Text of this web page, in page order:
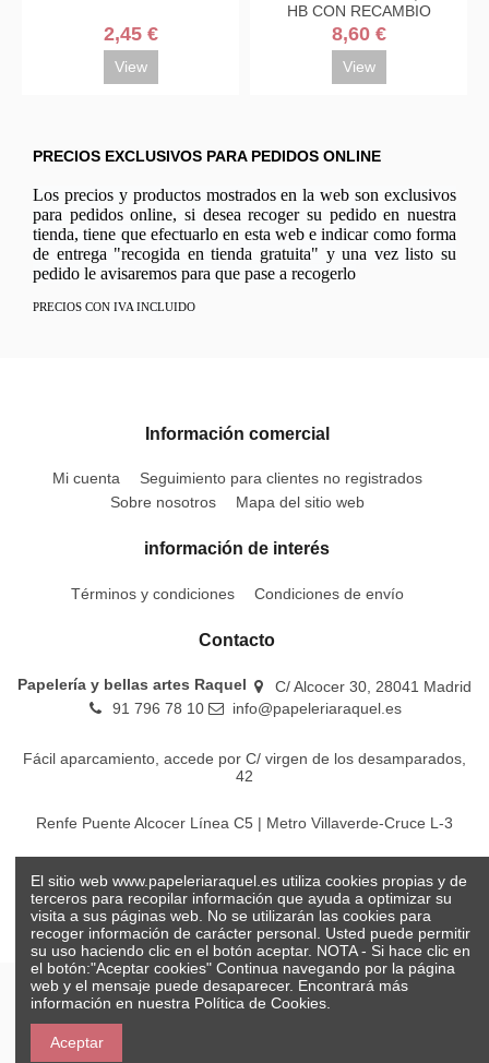
2,45 €
View
HB CON RECAMBIO
8,60 €
View
PRECIOS EXCLUSIVOS PARA PEDIDOS ONLINE
Los precios y productos mostrados en la web son exclusivos
para pedidos online, si desea recoger su pedido en nuestra
tienda, tiene que efectuarlo en esta web e indicar como forma
de entrega "recogida en tienda gratuita" y una vez listo su
pedido le avisaremos para que pase a recogerlo
PRECIOS CON IVA INCLUIDO
Información comercial
Mi cuenta
Seguimiento para clientes no registrados
Sobre nosotros
Mapa del sitio web
información de interés
Términos y condiciones Condiciones de envío
Contacto
Papelería y bellas artes Raquel
C/ Alcocer 30, 28041 Madrid
91 796 78 10
info@papeleriaraquel.es
Fácil aparcamiento, accede por C/ virgen de los desamparados,
42
Renfe Puente Alcocer Línea C5 | Metro Villaverde-Cruce L-3
El sitio web www.papeleriaraquel.es utiliza cookies propias y de
terceros para recopilar información que ayuda a optimizar su
visita a sus páginas web. No se utilizarán las cookies para
recoger información de carácter personal. Usted puede permitir
su uso haciendo clic en el botón aceptar. NOTA - Si hace clic en
el botón:"Aceptar cookies" Continua navegando por la página
web y el mensaje puede desaparecer. Encontrará más
información en nuestra Política de Cookies.
Aceptar